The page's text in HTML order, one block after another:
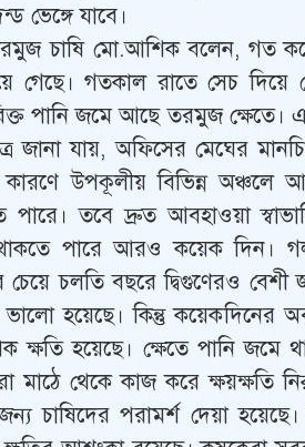
ভেঙ্গে যাবে।
চাষি মো.আশিক বলেন, গত
গতকাল রাতে সেচ দিয়ে
পানি জমে আছে তরমুজ ক্ষেতে।
যায়, অফিসের মেঘের
কারণে উপকূলীয় বিভিন্ন অঞ্চলে
পারে। তবে দ্রুত আবহাওয়া
থাকতে পারে আরও কয়েক দিন।
চলতি বছরে দ্বিগুণেরও
হয়েছে। কিন্তু কয়েকদিনের
ক্ষতি হয়েছে। ক্ষেতে পানি
মাঠে থেকে কাজ করে ক্ষয়ক্ষতি
চাষিদের পরামর্শ দেয়া